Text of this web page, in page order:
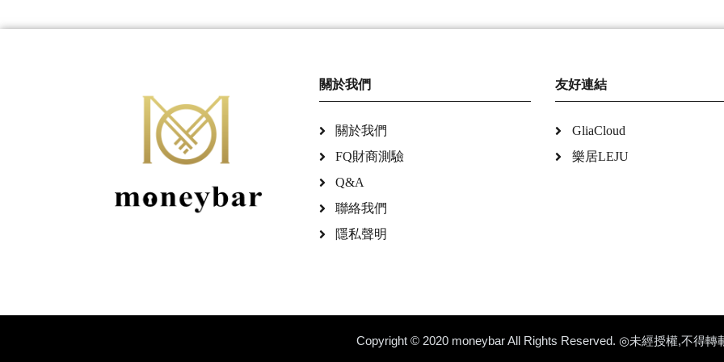
關於我們
關於我們
FQ財商測驗
Q&A
聯絡我們
隱私聲明
友好連結
GliaCloud
樂居LEJU
Copyright © 2020 moneybar All Rights Reserved. ◎未經授權,不得轉